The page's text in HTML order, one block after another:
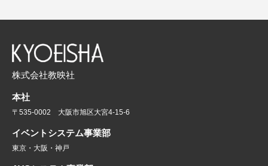
株式会社教映社
本社
〒535-0002 大阪市旭区大宮4-15-6
イベントシステム事業部
東京・大阪・神戸